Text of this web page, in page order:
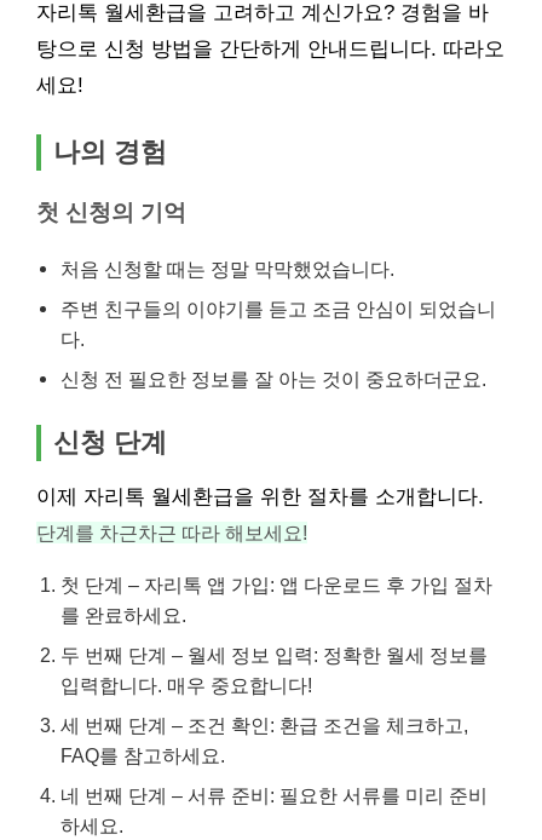
자리톡 월세환급을 고려하고 계신가요? 경험을 바
탕으로 신청 방법을 간단하게 안내드립니다. 따라오
세요!
나의 경험
첫 신청의 기억
처음 신청할 때는 정말 막막했었습니다.
주변 친구들의 이야기를 듣고 조금 안심이 되었습니
다.
신청 전 필요한 정보를 잘 아는 것이 중요하더군요.
신청 단계
이제 자리톡 월세환급을 위한 절차를 소개합니다.
단계를 차근차근 따라 해보세요!
첫 단계 – 자리톡 앱 가입: 앱 다운로드 후 가입 절차
를 완료하세요.
두 번째 단계 – 월세 정보 입력: 정확한 월세 정보를
입력합니다. 매우 중요합니다!
세 번째 단계 – 조건 확인: 환급 조건을 체크하고,
FAQ를 참고하세요.
네 번째 단계 – 서류 준비: 필요한 서류를 미리 준비
하세요.